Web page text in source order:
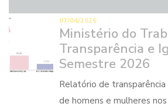
07/04/2026
Ministério do
Transparência e
Semestre 2026
Relatório de
de homens e mulheres